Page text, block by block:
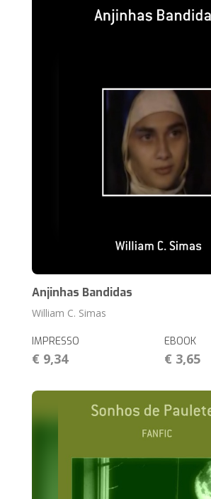
Anjinhas Bandidas
William C. Simas
IMPRESSO
€ 9,34
EBOOK
€ 3,65